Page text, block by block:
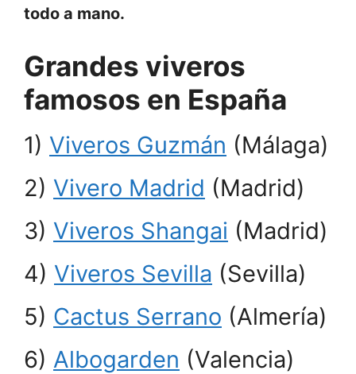
todo a mano.
Grandes viveros
famosos en España
1) Viveros Guzmán (Málaga)
2) Vivero Madrid (Madrid)
3) Viveros Shangai (Madrid)
4) Viveros Sevilla (Sevilla)
5) Cactus Serrano (Almería)
6) Albogarden (Valencia)